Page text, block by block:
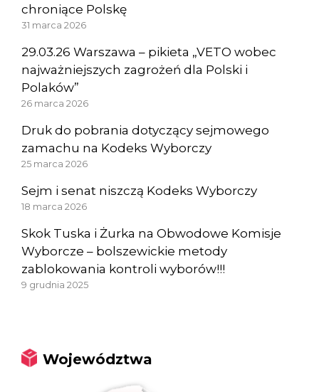
chroniące Polskę
31 marca 2026
29.03.26 Warszawa – pikieta „VETO wobec
najważniejszych zagrożeń dla Polski i
Polaków”
26 marca 2026
Druk do pobrania dotyczący sejmowego
zamachu na Kodeks Wyborczy
25 marca 2026
Sejm i senat niszczą Kodeks Wyborczy
18 marca 2026
Skok Tuska i Żurka na Obwodowe Komisje
Wyborcze – bolszewickie metody
zablokowania kontroli wyborów!!!
9 grudnia 2025
Województwa